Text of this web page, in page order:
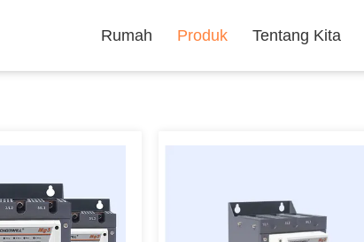
Rumah Produk Tentang Kita